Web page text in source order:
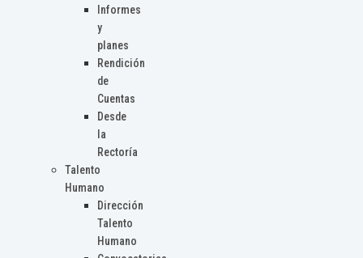
Informes
y
planes
Rendición
de
Cuentas
Desde
la
Rectoría
Talento
Humano
Dirección
Talento
Humano